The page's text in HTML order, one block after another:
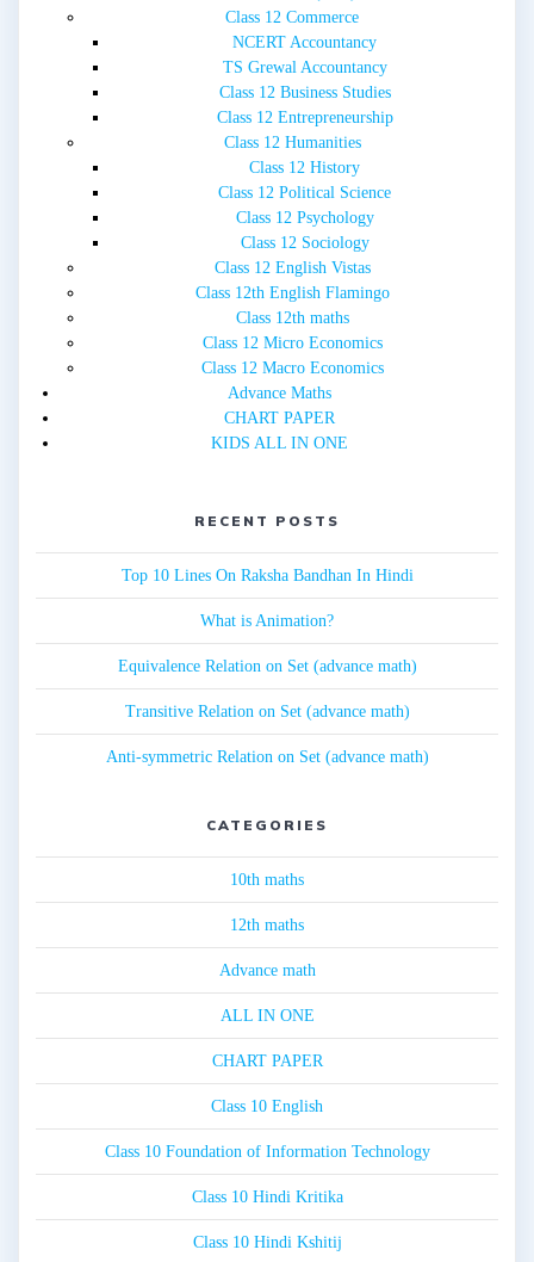
Class 12 Commerce
NCERT Accountancy
TS Grewal Accountancy
Class 12 Business Studies
Class 12 Entrepreneurship
Class 12 Humanities
Class 12 History
Class 12 Political Science
Class 12 Psychology
Class 12 Sociology
Class 12 English Vistas
Class 12th English Flamingo
Class 12th maths
Class 12 Micro Economics
Class 12 Macro Economics
Advance Maths
CHART PAPER
KIDS ALL IN ONE
RECENT POSTS
Top 10 Lines On Raksha Bandhan In Hindi
What is Animation?
Equivalence Relation on Set (advance math)
Transitive Relation on Set (advance math)
Anti-symmetric Relation on Set (advance math)
CATEGORIES
10th maths
12th maths
Advance math
ALL IN ONE
CHART PAPER
Class 10 English
Class 10 Foundation of Information Technology
Class 10 Hindi Kritika
Class 10 Hindi Kshitij